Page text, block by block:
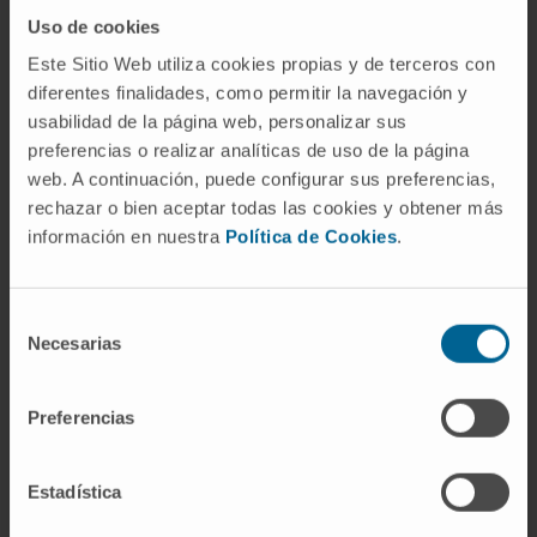
Uso de cookies
Este Sitio Web utiliza cookies propias y de terceros con
diferentes finalidades, como permitir la navegación y
usabilidad de la página web, personalizar sus
preferencias o realizar analíticas de uso de la página
web. A continuación, puede configurar sus preferencias,
rechazar o bien aceptar todas las cookies y obtener más
información en nuestra Política de Cookies.
Necesarias
Preferencias
Estadística
del departamento de Pediatría de la
Facultad de Medicina. Hospital Gregorio
Marañón. Universidad Complutense de
Madrid. Curso académico 2014/2015 y
2015/2016.
Docente del Máster de Pediatría en
Atención Primaria. Universidad CEU
2015.
Médico colaborador de docencia práctica
en la asignatura Anatomía y Fisiología. Grado
Marañón. Universidad Carlos III de Madrid.
Instructora en reanimación cardiopulmonar